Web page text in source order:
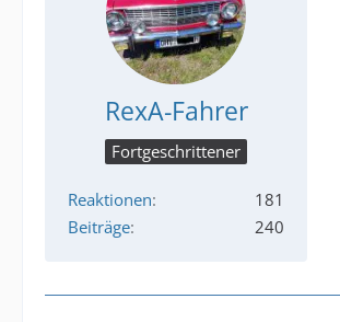
RexA-Fahrer
Fortgeschrittener
Reaktionen
181
Beiträge
240